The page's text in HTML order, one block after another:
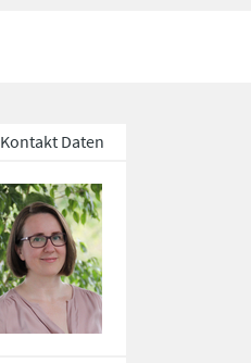
Kontakt Daten